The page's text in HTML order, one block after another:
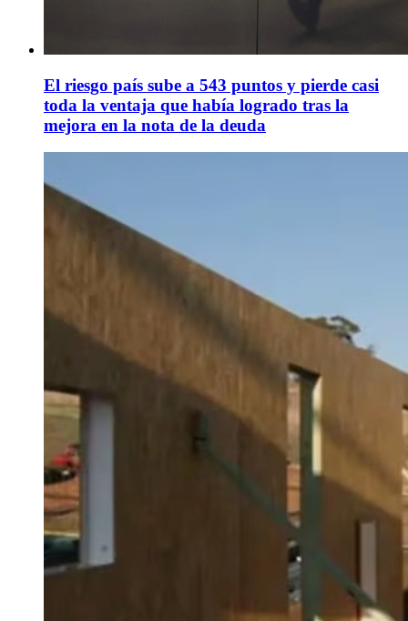
El riesgo país sube a 543 puntos y pierde casi
toda la ventaja que había logrado tras la
mejora en la nota de la deuda